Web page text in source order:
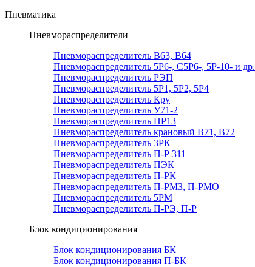
Пневматика
Пневмораспределители
Пневмораспределитель В63, В64
Пневмораспределитель 5Р6-, С5Р6-, 5Р-10- и др.
Пневмораспределитель РЭП
Пневмораспределитель 5Р1, 5Р2, 5Р4
Пневмораспределитель Кру
Пневмораспределитель У71-2
Пневмораспределитель ПР13
Пневмораспределитель крановый В71, В72
Пневмораспределитель 3РК
Пневмораспределитель П-Р 311
Пневмораспределитель ПЭК
Пневмораспределитель П-РК
Пневмораспределитель П-РМЗ, П-РМО
Пневмораспределитель 5РМ
Пневмораспределитель П-РЭ, П-Р
Блок кондиционирования
Блок кондиционирования БК
Блок кондиционирования П-БК